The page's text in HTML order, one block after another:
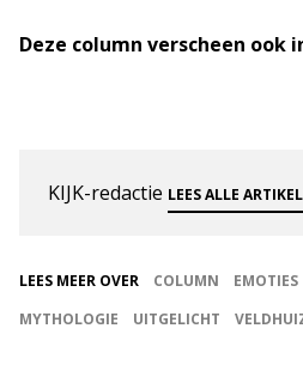
Deze column verscheen ook
KIJK-redactie LEES ALLE
LEES MEER OVER COLUMN EMOTIES
MYTHOLOGIE
UITGELICHT